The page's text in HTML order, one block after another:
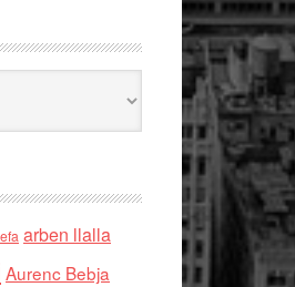
arben llalla
Aurenc Bebja